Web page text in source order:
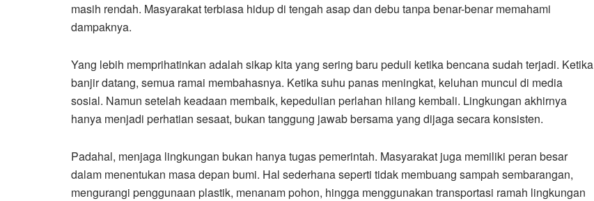
masih rendah. Masyarakat terbiasa hidup di tengah asap dan debu tanpa benar-benar memahami
dampaknya.
Yang lebih memprihatinkan adalah sikap kita yang sering baru peduli ketika bencana sudah terjadi. Ketika
banjir datang, semua ramai membahasnya. Ketika suhu panas meningkat, keluhan muncul di media
sosial. Namun setelah keadaan membaik, kepedulian perlahan hilang kembali. Lingkungan akhirnya
hanya menjadi perhatian sesaat, bukan tanggung jawab bersama yang dijaga secara konsisten.
Padahal, menjaga lingkungan bukan hanya tugas pemerintah. Masyarakat juga memiliki peran besar
dalam menentukan masa depan bumi. Hal sederhana seperti tidak membuang sampah sembarangan,
mengurangi penggunaan plastik, menanam pohon, hingga menggunakan transportasi ramah lingkungan